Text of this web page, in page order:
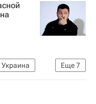
Еще7
Украина